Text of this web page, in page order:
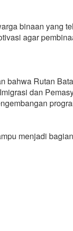
binaan yang
agar
bahwa Rutan
dan
menjadi